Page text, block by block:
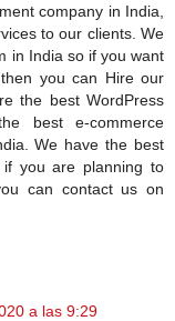
company in India,
to our clients. We
in India so if you want
you can Hire our
the best WordPress
best e-commerce
We have the best
you are planning to
can contact us on
a las 9:29